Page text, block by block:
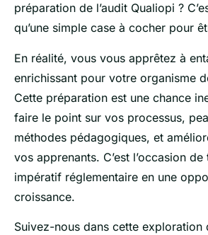
préparation de l’audit Qualiopi ?
qu’une simple case à cocher pour
En réalité, vous vous apprêtez à
enrichissant pour votre organisme
Cette préparation est une chance
faire le point sur vos processus,
méthodes pédagogiques, et
vos apprenants. C’est l’occasion
impératif réglementaire en une
croissance.
Suivez-nous dans cette exploration